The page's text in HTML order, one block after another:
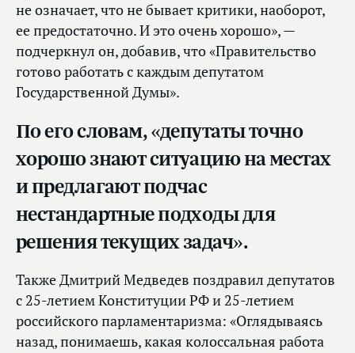
не означает, что не бывает критики, наоборот,
ее предостаточно. И это очень хорошо», —
подчеркнул он, добавив, что «Правительство
готово работать с каждым депутатом
Государственной Думы».
По его словам, «депутаты точно
хорошо знают ситуацию на местах
и предлагают подчас
нестандартные подходы для
решения текущих задач».
Также Дмитрий Медведев поздравил депутатов
с 25-летием Конституции РФ и 25-летием
российского парламентаризма: «Оглядываясь
назад, понимаешь, какая колоссальная работа